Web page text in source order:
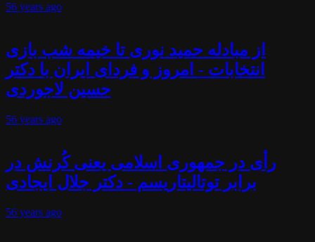
56 years ago
از مبادله حمید نوری تا خیمه شب بازی
انتخابات - امروز و فردای ایران با دکتر
حسین لاجوردی
56 years ago
رأی در جمهوری اسلامی یعنی کُرنش در
برابر توتالیتاریسم - دکتر جلال ایجادی
56 years ago